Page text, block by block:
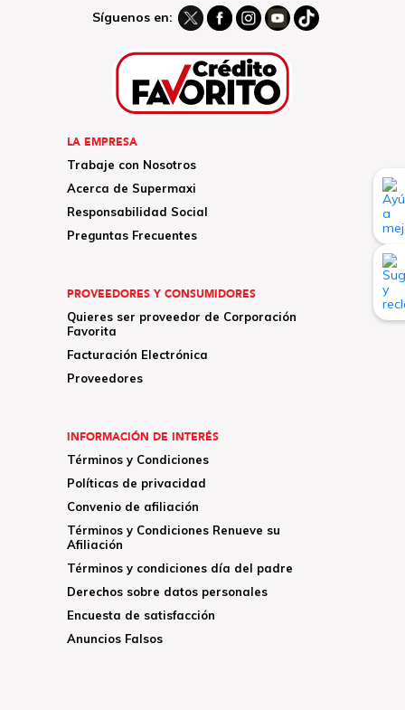
Síguenos en:
LA EMPRESA
Trabaje con Nosotros
Acerca de Supermaxi
Responsabilidad Social
Preguntas Frecuentes
PROVEEDORES Y CONSUMIDORES
Quieres ser proveedor de Corporación
Favorita
Facturación Electrónica
Proveedores
INFORMACIÓN DE INTERÉS
Términos y Condiciones
Políticas de privacidad
Convenio de afiliación
Términos y Condiciones Renueve su
Afiliación
Términos y condiciones día del padre
Derechos sobre datos personales
Encuesta de satisfacción
Anuncios Falsos